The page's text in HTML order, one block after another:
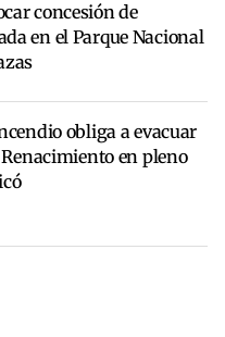
concesión de
en el Parque Nacional
obliga a evacuar
en pleno